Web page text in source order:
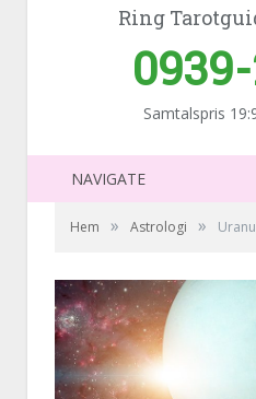
Ring
Samtalspris
NAVIGATE
Hem » Astrologi »